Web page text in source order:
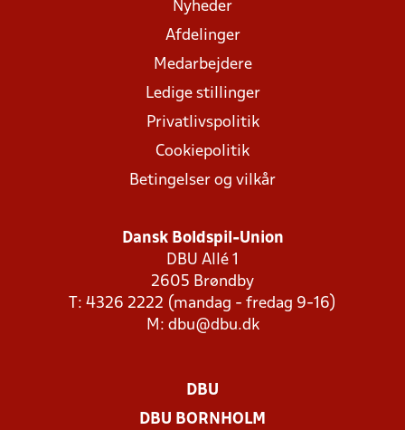
Nyheder
Afdelinger
Medarbejdere
Ledige stillinger
Privatlivspolitik
Cookiepolitik
Betingelser og vilkår
Dansk Boldspil-Union
DBU Allé 1
2605 Brøndby
T: 4326 2222 (mandag - fredag 9-16)
M: dbu@dbu.dk
DBU
DBU BORNHOLM